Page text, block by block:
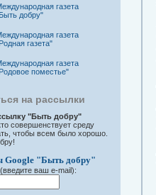
газета
добру"
газета
газета"
газета
поместье"
на рассылки
"Быть добру"
совершенствует среду
чтобы всем было хорошо.
Google "Быть добру"
ваш e-mail):